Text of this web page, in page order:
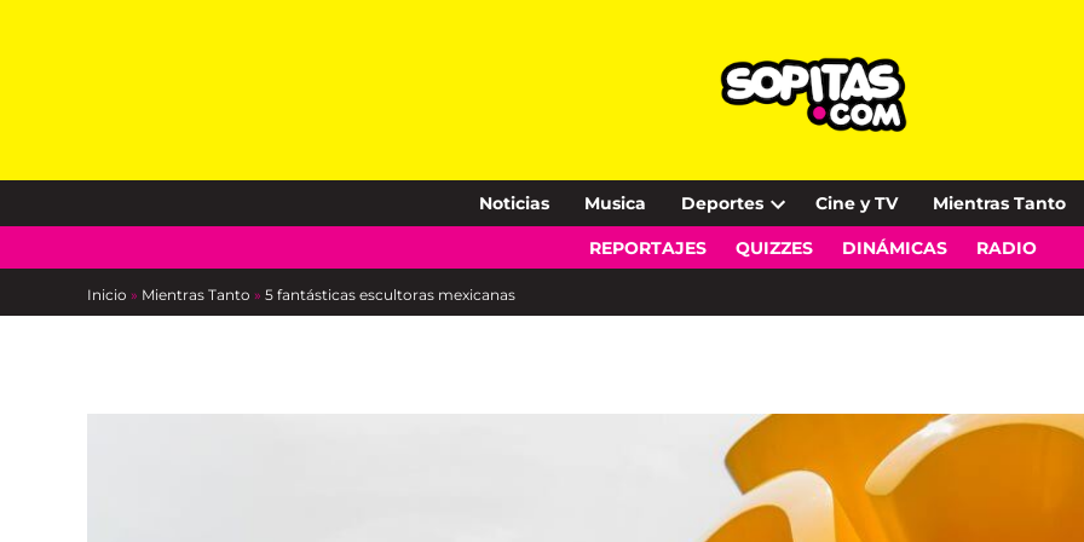
Noticias Musica Deportes
Open
dropdown
Cine y TV Mientras Tanto
REPORTAJES QUIZZES DINÁMICAS RADIO
Inicio » Mientras Tanto » 5 fantásticas escultoras mexicanas